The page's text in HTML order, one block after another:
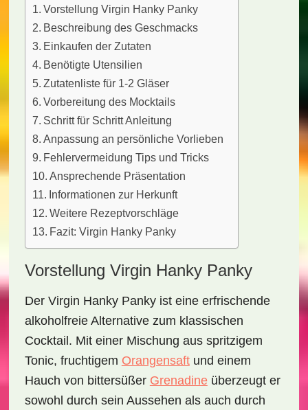
Vorstellung Virgin Hanky Panky
Beschreibung des Geschmacks
Einkaufen der Zutaten
Benötigte Utensilien
Zutatenliste für 1-2 Gläser
Vorbereitung des Mocktails
Schritt für Schritt Anleitung
Anpassung an persönliche Vorlieben
Fehlervermeidung Tips und Tricks
Ansprechende Präsentation
Informationen zur Herkunft
Weitere Rezeptvorschläge
Fazit: Virgin Hanky Panky
Vorstellung Virgin Hanky Panky
Der Virgin Hanky Pankyist eine erfrischende
alkoholfreie Alternative zum klassischen
Cocktail. Mit einer Mischung aus spritzigem
Tonic, fruchtigem Orangensaftund einem
Hauch von bittersüßer Grenadineüberzeugt er
sowohl durch sein Aussehen als auch durch